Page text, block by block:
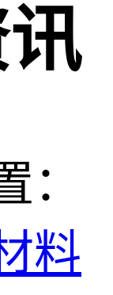
：
料